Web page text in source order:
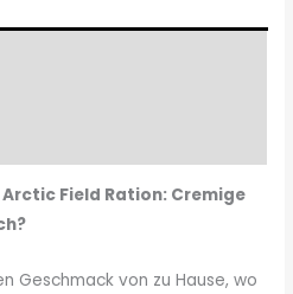
Field Ration: Cremige
Geschmack von zu Hause, wo